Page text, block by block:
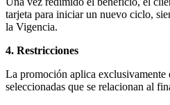
tarjeta para iniciar un nuevo ciclo,
la Vigencia.
4. Restricciones
La promoción aplica exclusivamente
seleccionadas que se relacionan al